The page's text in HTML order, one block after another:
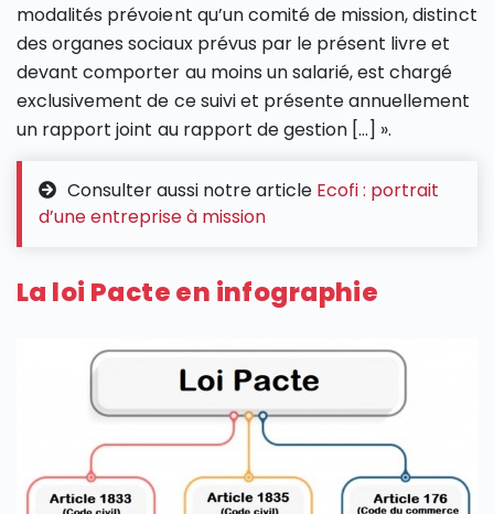
modalités prévoient qu’un comité de mission, distinct
des organes sociaux prévus par le présent livre et
devant comporter au moins un salarié, est chargé
exclusivement de ce suivi et présente annuellement
un rapport joint au rapport de gestion […] ».
Consulter aussi notre article Ecofi : portrait
d’une entreprise à mission
La loi Pacte en infographie